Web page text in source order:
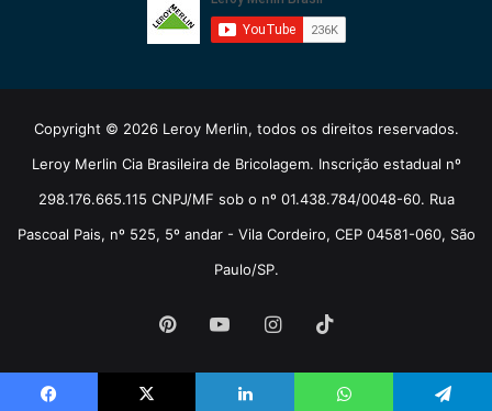
Copyright © 2026 Leroy Merlin, todos os direitos reservados.
Leroy Merlin Cia Brasileira de Bricolagem. Inscrição estadual nº
298.176.665.115 CNPJ/MF sob o nº 01.438.784/0048-60. Rua
Pascoal Pais, nº 525, 5º andar - Vila Cordeiro, CEP 04581-060, São
Paulo/SP.
PinterestYouTubeInstagram